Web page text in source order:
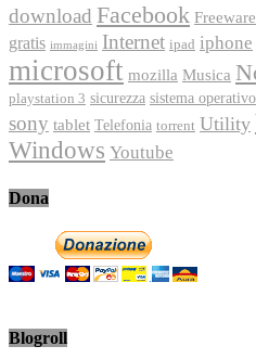
download Facebook Freeware
gratis immagini Internet ipad iphone
microsoft mozilla Musica
playstation 3 sicurezza sistema operativo
sony tablet Telefonia torrent Utility
Windows Youtube
Dona
Blogroll